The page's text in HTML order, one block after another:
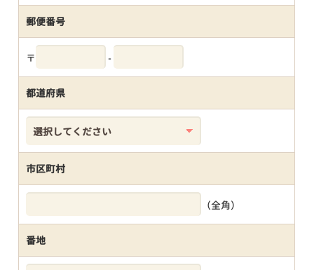
郵便番号
〒 -
都道府県
市区町村
（全角）
番地